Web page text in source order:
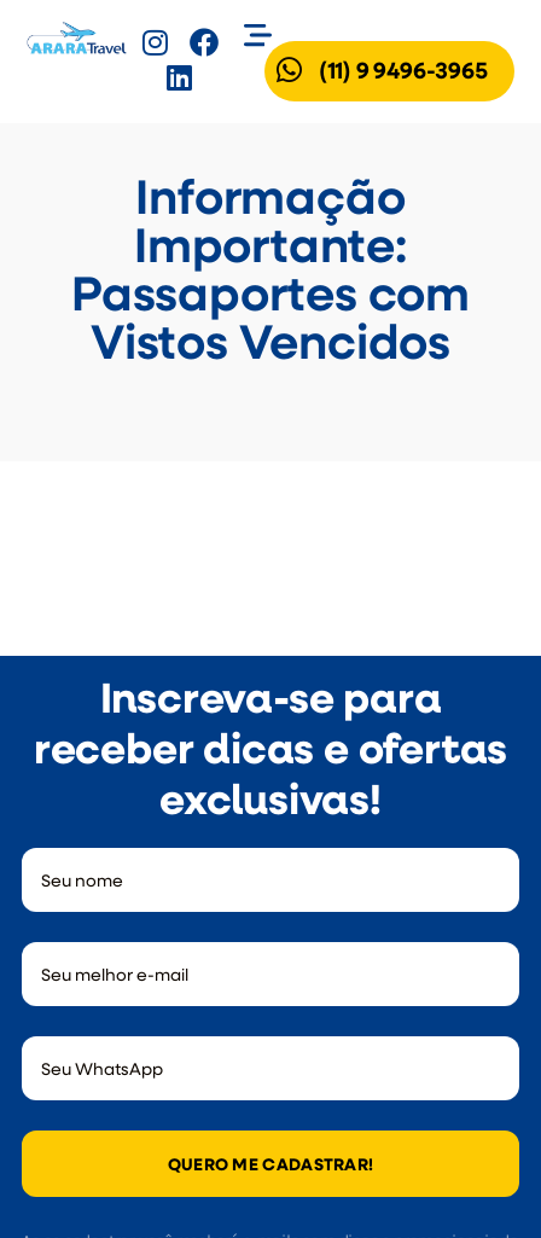
(11) 9 9496-3965
Informação
Importante:
Passaportes com
Vistos Vencidos
Inscreva-se para
receber dicas e ofertas
exclusivas!
QUERO ME CADASTRAR!